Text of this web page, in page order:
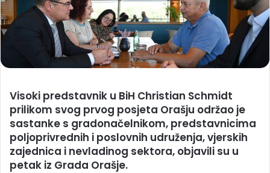
Visoki predstavnik u BiH Christian Schmidt
prilikom svog prvog posjeta Orašju održao je
sastanke s gradonačelnikom, predstavnicima
poljoprivrednih i poslovnih udruženja, vjerskih
zajednica i nevladinog sektora, objavili su u
petak iz Grada Orašje.